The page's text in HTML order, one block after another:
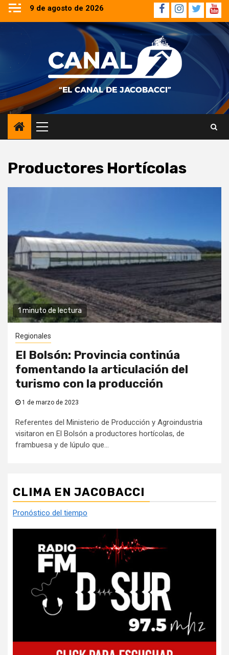
Saltar
contenido
9 de agosto de 2026 Facebook
Instagram
Twitter
Menú
principal
Productores Hortícolas
1 minuto de lectura
Regionales
El Bolsón: Provincia continúa
fomentando la articulación del
turismo con la producción
1 de marzo de 2023
Referentes del Ministerio de Producción y Agroindustria
visitaron en El Bolsón a productores hortícolas, de
frambuesa y de lúpulo que...
CLIMA EN JACOBACCI
Pronóstico del tiempo